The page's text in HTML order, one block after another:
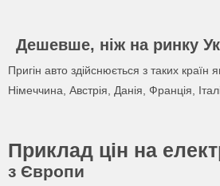
Дешевше, ніж на ринку
Пригін авто здійснюється з таких країн
Німеччина, Австрія, Данія, Франція,
Приклад цін на
з Європи